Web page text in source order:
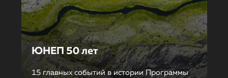
ЮНЕП 50 лет
15 главных событий в истории Программы